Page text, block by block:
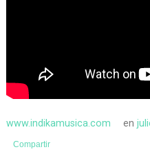
www.indikamusica.com en
Compartir